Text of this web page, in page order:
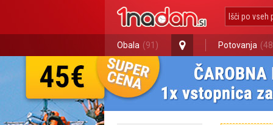
Obala (91) Potovanja